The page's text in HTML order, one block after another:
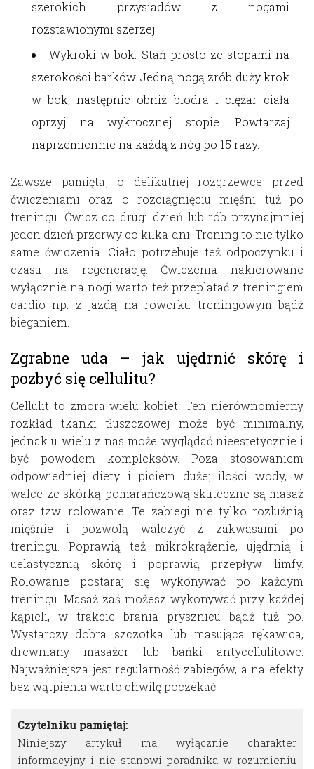
szerokich przysiadów z nogami
rozstawionymi szerzej.
Wykroki w bok: Stań prosto ze stopami na
szerokości barków. Jedną nogą zrób duży krok
w bok, następnie obniż biodra i ciężar ciała
oprzyj na wykrocznej stopie. Powtarzaj
naprzemiennie na każdą z nóg po 15 razy.
Zawsze pamiętaj o delikatnej rozgrzewce przed
ćwiczeniami oraz o rozciągnięciu mięśni tuż po
treningu. Ćwicz co drugi dzień lub rób przynajmniej
jeden dzień przerwy co kilka dni. Trening to nie tylko
same ćwiczenia. Ciało potrzebuje też odpoczynku i
czasu na regenerację. Ćwiczenia nakierowane
wyłącznie na nogi warto też przeplatać z treningiem
cardio np. z jazdą na rowerku treningowym bądź
bieganiem.
Zgrabne uda – jak ujędrnić skórę i
pozbyć się cellulitu?
Cellulit to zmora wielu kobiet. Ten nierównomierny
rozkład tkanki tłuszczowej może być minimalny,
jednak u wielu z nas może wyglądać nieestetycznie i
być powodem kompleksów. Poza stosowaniem
odpowiedniej diety i piciem dużej ilości wody, w
walce ze skórką pomarańczową skuteczne są masaż
oraz tzw. rolowanie. Te zabiegi nie tylko rozluźnią
mięśnie i pozwolą walczyć z zakwasami po
treningu. Poprawią też mikrokrążenie, ujędrnią i
uelastycznią skórę i poprawią przepływ limfy.
Rolowanie postaraj się wykonywać po każdym
treningu. Masaż zaś możesz wykonywać przy każdej
kąpieli, w trakcie brania prysznicu bądź tuż po.
Wystarczy dobra szczotka lub masująca rękawica,
drewniany masażer lub bańki antycellulitowe.
Najważniejsza jest regularność zabiegów, a na efekty
bez wątpienia warto chwilę poczekać.
Czytelniku pamiętaj:
Niniejszy artykuł ma wyłącznie charakter
informacyjny i nie stanowi poradnika w rozumieniu